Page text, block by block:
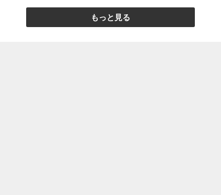
もっと見る